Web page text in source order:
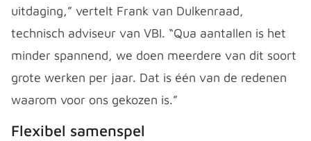
uitdaging,” vertelt Frank van Dulkenraad,
technisch adviseur van VBI. “Qua aantallen is het
minder spannend, we doen meerdere van dit soort
grote werken per jaar. Dat is één van de redenen
waarom voor ons gekozen is.”
Flexibel samenspel